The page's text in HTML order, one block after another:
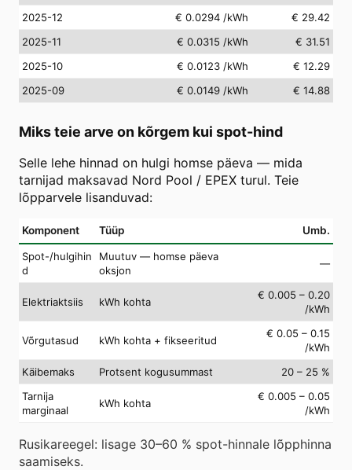
2025-12
€ 0.0294 /kWh
€ 29.42
2025-11
€ 0.0315 /kWh
€ 31.51
2025-10
€ 0.0123 /kWh
€ 12.29
2025-09
€ 0.0149 /kWh € 14.88
Miks teie arve on kõrgem kui spot-hind
Selle lehe hinnad on hulgi homse päeva — mida
tarnijad maksavad Nord Pool / EPEX turul. Teie
lõpparvele lisanduvad:
Komponent Tüüp Umb.
Spot-/hulgihin
d
Muutuv — homse päeva
oksjon
—
Elektriaktsiis kWh kohta
€ 0.005 – 0.20
/kWh
Võrgutasud kWh kohta + fikseeritud
€ 0.05 – 0.15
/kWh
Käibemaks
Protsent kogusummast
20 – 25 %
Tarnija
marginaal
kWh kohta
€ 0.005 – 0.05
/kWh
Rusikareegel: lisage 30–60 % spot-hinnale lõpphinna
saamiseks.